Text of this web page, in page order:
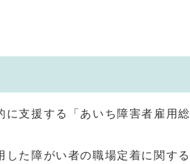
支援する「あいち障害者雇用総
た障がい者の職場定着に関する